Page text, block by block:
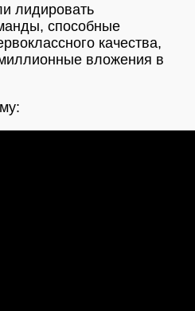
лидировать
способные
качества,
вложения в